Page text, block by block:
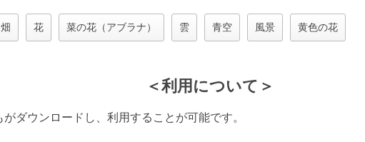
畑 花 菜の花（アブラナ） 雲 青空 風景 黄色の花
＜利用について＞
ダウンロードし、利用することが可能です。